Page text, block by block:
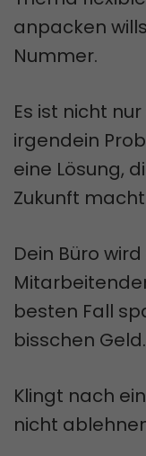
anpacken
Nummer.
Es ist nicht
irgendein
eine Lösung,
Zukunft
Dein Büro
besten Fall
bisschen Geld.
Klingt nach
nicht